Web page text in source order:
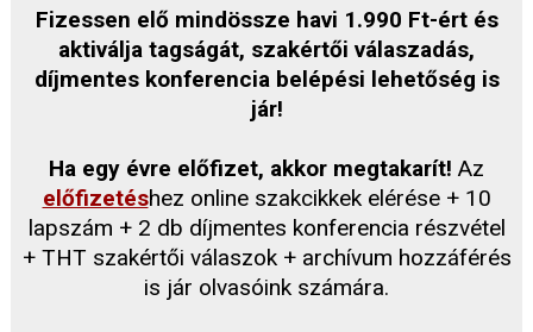
Fizessen elő mindössze havi 1.990 Ft-ért és
aktiválja tagságát, szakértői válaszadás,
díjmentes konferencia belépési lehetőség is
jár!
Ha egy évre előfizet, akkor megtakarít! Az
előfizetéshez online szakcikkek elérése + 10
lapszám + 2 db díjmentes konferencia részvétel
+ THT szakértői válaszok + archívum hozzáférés
is jár olvasóink számára.